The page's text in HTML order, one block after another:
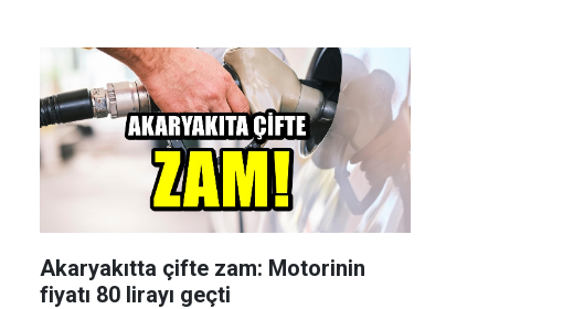
Akaryakıtta çifte zam: Motorinin
fiyatı 80 lirayı geçti